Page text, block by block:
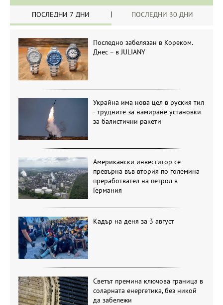
ПОСЛЕДНИ 7 ДНИ ПОСЛЕДНИ 30 ДНИ
Последно забелязан в Кореком.
Днес – в JULIANY
Украйна има нова цел в руския тил
- трудните за намиране установки
за балистични ракети
Американски инвеститор се
превърна във втория по големина
преработвател на петрол в
Германия
Кадър на деня за 3 август
Светът премина ключова граница в
соларната енергетика, без никой
да забележи